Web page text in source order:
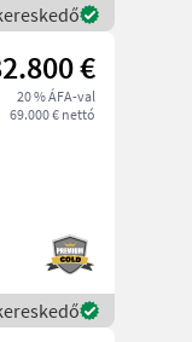
€
20 % ÁFA-val
69.000 € nettó